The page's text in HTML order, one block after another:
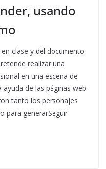
usando
clase y del documento
realizar una
en una escena de
de las páginas web:
tanto los personajes
para generarSeguir